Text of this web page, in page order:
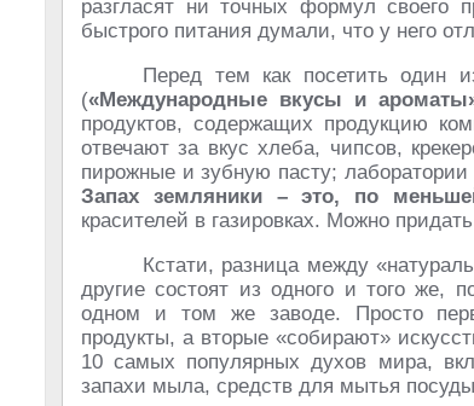
разгласят ни точных формул своего
быстрого питания думали, что у него
Перед тем как посетить один
(«Международные вкусы и
продуктов, содержащих продукцию
отвечают за вкус хлеба, чипсов,
пирожные и зубную пасту; лаборатории
Запах земляники – это, по
красителей в газировках. Можно
Кстати, разница между
другие состоят из одного и того же,
одном и том же заводе. Просто
продукты, а вторые «собирают»
10 самых популярных духов мира,
запахи мыла, средств для мытья